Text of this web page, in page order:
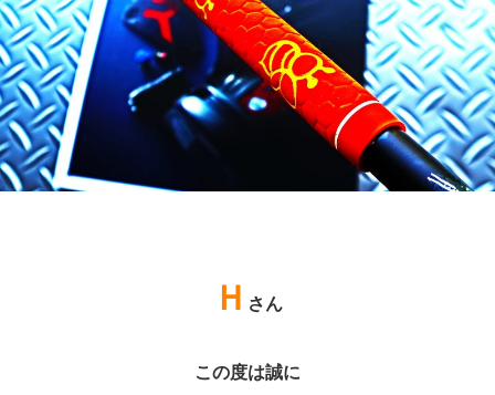
Ｈ さん
この度は誠に